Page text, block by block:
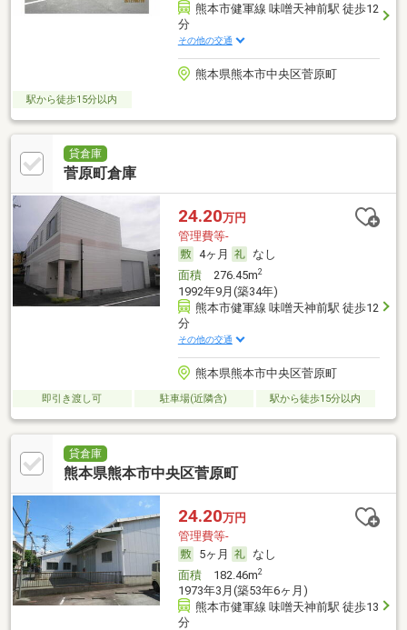
熊本市健軍線 味噌天神前駅 徒歩12
分
その他の交通
熊本県熊本市中央区菅原町
駅から徒歩15分以内
貸倉庫
菅原町倉庫
24.20万円
管理費等-
4ヶ月
なし
面積276.45m2
1992年9月(築34年)
熊本市健軍線 味噌天神前駅 徒歩12
分
その他の交通
熊本県熊本市中央区菅原町
即引き渡し可 駐車場(近隣含) 駅から徒歩15分以内
貸倉庫
熊本県熊本市中央区菅原町
24.20万円
管理費等-
5ヶ月
なし
面積182.46m2
1973年3月(築53年6ヶ月)
熊本市健軍線 味噌天神前駅 徒歩13
分